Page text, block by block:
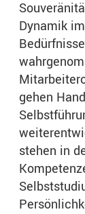
Dynamik
gehen
stehen in